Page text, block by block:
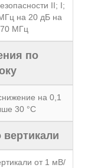
II; I;
на 20 дБ на
70 МГц
по
на 0,1
30 °C
от 1 мВ/